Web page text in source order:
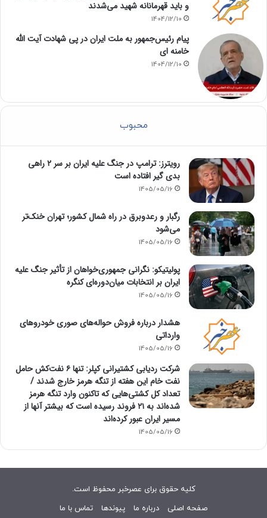
و باید قهرمانانه شهید می‌شدند
1404/12/10
پیام رئیس‌جمهور به ملت ایران در پی شهادت آیت الله
خامنه ای
1404/12/10
محبوب
رویترز: ترامپ در جنگ علیه ایران بر سر ۲ راهی
بدی گیر افتاده است
1405/05/16
رگبار و رعدوبرق در راه شمال کشور؛ تهران خنک‌تر
می‌شود
1405/05/16
پولیتیکو: نگرانی جمهوری‌خواهان از تأثیر جنگ علیه
ایران بر انتخابات میان‌دوره‌ای کنگره
1405/05/16
هشدار درباره فروش حواله‌های صوری خودروهای
وارداتی
1405/05/16
شرکت ردیابی کشتیرانی کپلر: تنها ۶ نفت‌کش حامل
نفت خام این هفته از تنگه هرمز خارج شدند /
تعداد کل کشتی‌هایی که تاکنون وارد تنگه هرمز
شده‌اند به ۲۱ فروند رسیده است که بیشتر آنها از
مسیر ایران عبور کرده‌اند
1405/05/16
کلیه حقوق برای عصرخبر محفوظ است.
صفحه اصلی
درباره ما پیوندها تماس با ما